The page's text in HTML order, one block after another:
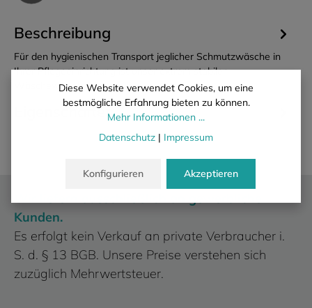
Beschreibung
Für den hygienischen Transport jeglicher Schmutzwäsche in
Ihrer Pflegeeinrichtung ist unser extrem stabiler
Wäschewickelsack…Mehr
Eigenschaften
Kunden.
Es erfolgt kein Verkauf an private Verbraucher i.
S. d. § 13 BGB. Unsere Preise verstehen sich
zuzüglich Mehrwertsteuer.
Diese Website verwendet Cookies, um eine
bestmögliche Erfahrung bieten zu können.
Mehr Informationen ...
Datenschutz | Impressum
Konfigurieren Akzeptieren